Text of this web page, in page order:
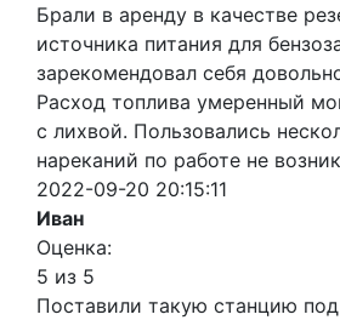
Брали в аренду в качестве
источника питания для
зарекомендовал себя
Расход топлива умеренный
с лихвой. Пользовались
нареканий по работе не
2022-09-20 20:15:11
Иван
Оценка:
5 из 5
Поставили такую станцию под